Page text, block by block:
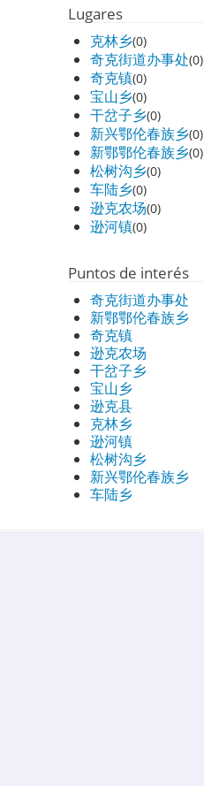
Lugares
克林乡(0)
奇克街道办事处(0)
奇克镇(0)
宝山乡(0)
干岔子乡(0)
新兴鄂伦春族乡(0)
新鄂鄂伦春族乡(0)
松树沟乡(0)
车陆乡(0)
逊克农场(0)
逊河镇(0)
Puntos de interés
奇克街道办事处
新鄂鄂伦春族乡
奇克镇
逊克农场
干岔子乡
宝山乡
逊克县
克林乡
逊河镇
松树沟乡
新兴鄂伦春族乡
车陆乡